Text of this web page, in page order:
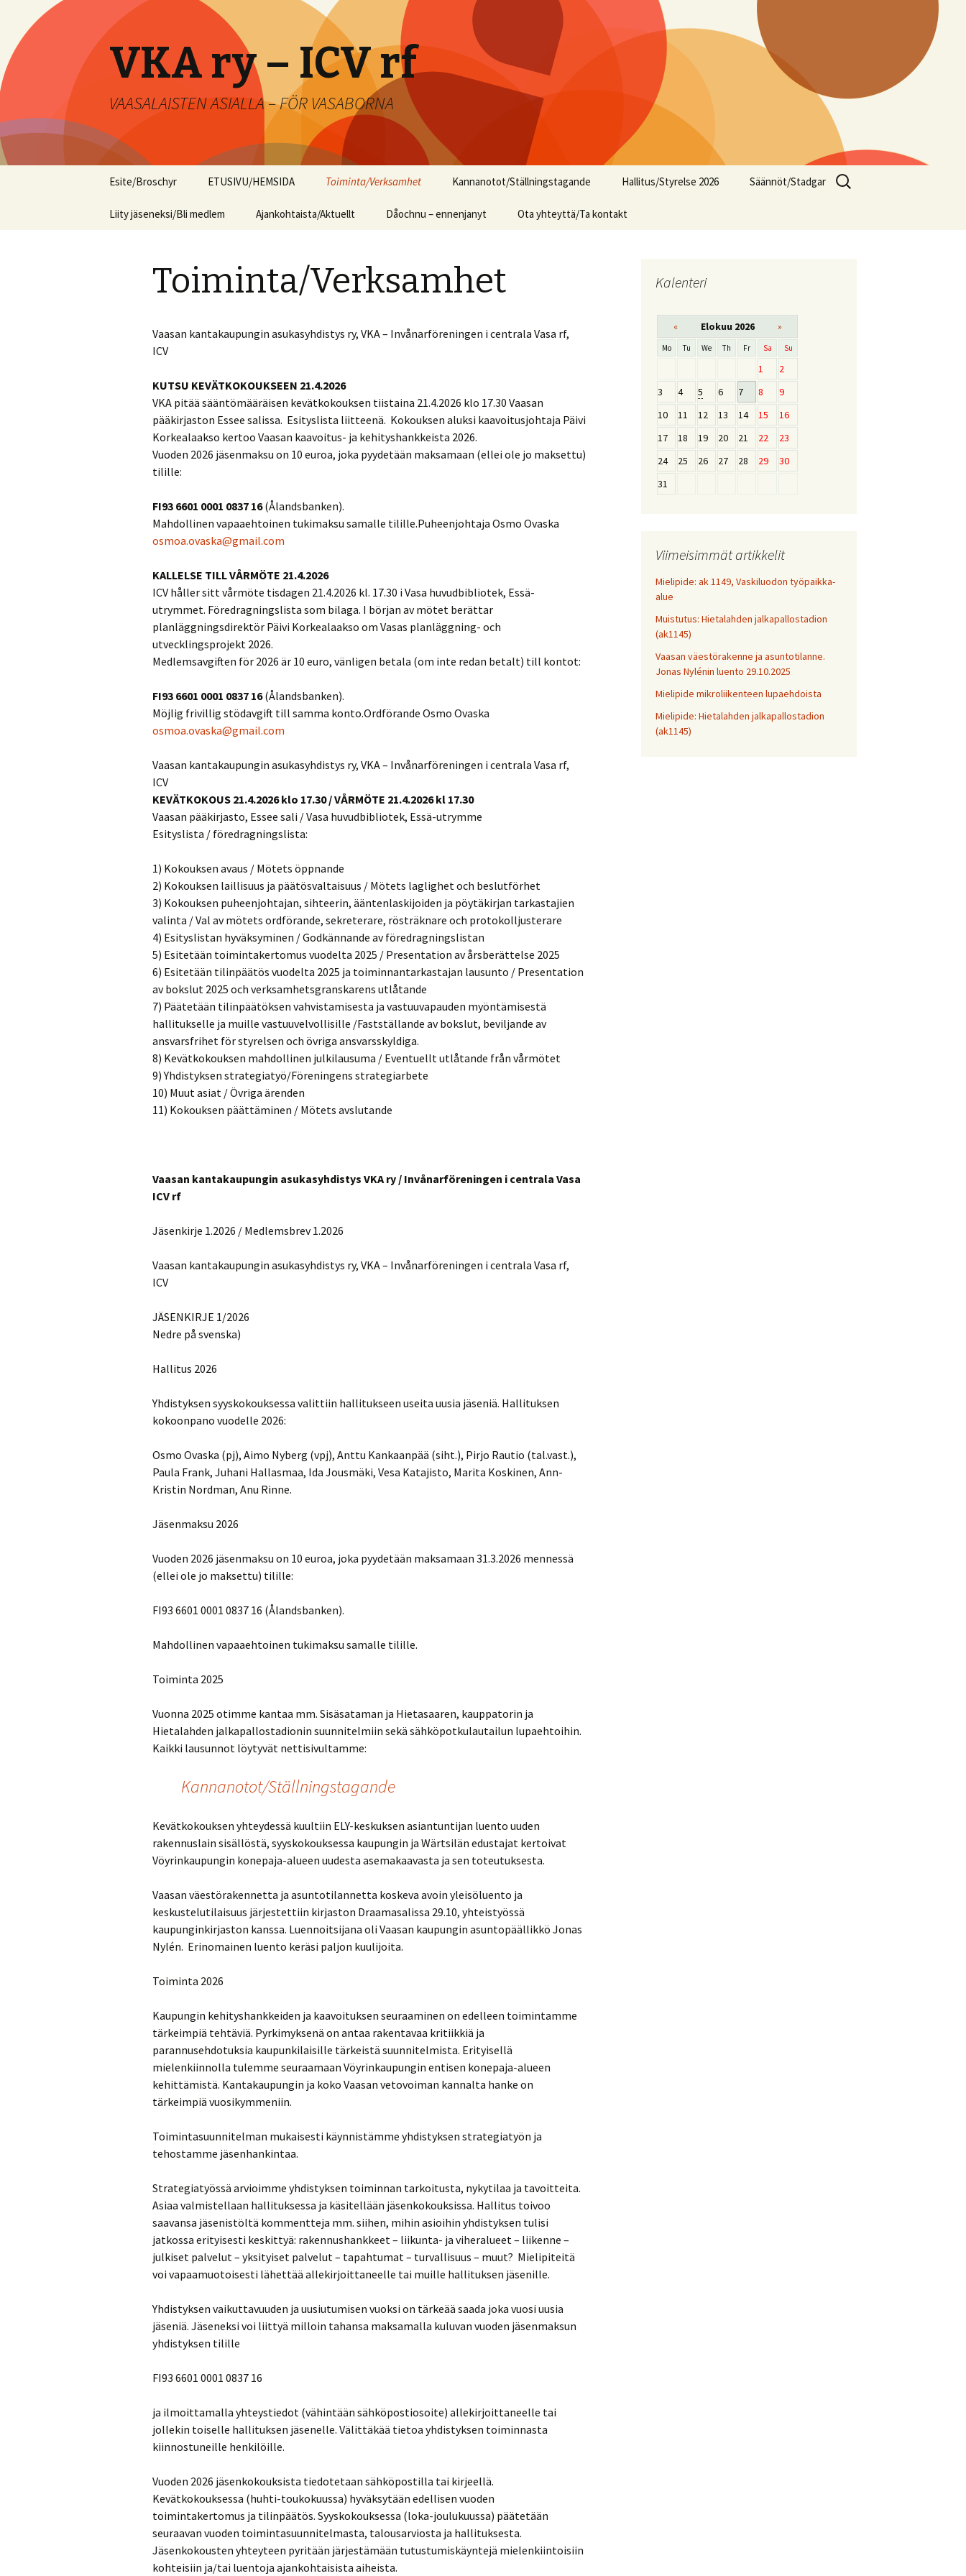
VKA ry – ICV rf
VAASALAISTEN ASIALLA – FÖR VASABORNA
Siirry
sisältöön
Esite/Broschyr ETUSIVU/HEMSIDA Toiminta/Verksamhet Kannanotot/Ställningstagande
Musiikkitalo ym. Wärtsilän
entiselle
Hallitus/Styrelse 2026 Säännöt/Stadgar
Liity jäseneksi/Bli medlem Ajankohtaista/Aktuellt Dåochnu – ennenjanyt Ota yhteyttä/Ta kontakt
Haku:
Toiminta/Verksamhet
Vaasan kantakaupungin asukasyhdistys ry, VKA – Invånarföreningen i centrala Vasa rf,
ICV
KUTSU KEVÄTKOKOUKSEEN 21.4.2026
VKA pitää sääntömääräisen kevätkokouksen tiistaina 21.4.2026 klo 17.30 Vaasan
pääkirjaston Essee salissa. Esityslista liitteenä. Kokouksen aluksi kaavoitusjohtaja Päivi
Korkealaakso kertoo Vaasan kaavoitus- ja kehityshankkeista 2026.
Vuoden 2026 jäsenmaksu on 10 euroa, joka pyydetään maksamaan (ellei ole jo maksettu)
tilille:
FI93 6601 0001 0837 16(Ålandsbanken).
Mahdollinen vapaaehtoinen tukimaksu samalle tilille.Puheenjohtaja Osmo Ovaska
osmoa.ovaska@gmail.com
KALLELSE TILL VÅRMÖTE 21.4.2026
ICV håller sitt vårmöte tisdagen 21.4.2026 kl. 17.30 i Vasa huvudbibliotek, Essä-
utrymmet. Föredragningslista som bilaga. I början av mötet berättar
planläggningsdirektör Päivi Korkealaakso om Vasas planläggning- och
utvecklingsprojekt 2026.
Medlemsavgiften för 2026 är 10 euro, vänligen betala (om inte redan betalt) till kontot:
FI93 6601 0001 0837 16(Ålandsbanken).
Möjlig frivillig stödavgift till samma konto.Ordförande Osmo Ovaska
osmoa.ovaska@gmail.com
Vaasan kantakaupungin asukasyhdistys ry, VKA – Invånarföreningen i centrala Vasa rf,
ICV
KEVÄTKOKOUS 21.4.2026 klo 17.30 / VÅRMÖTE 21.4.2026 kl 17.30
Vaasan pääkirjasto, Essee sali / Vasa huvudbibliotek, Essä-utrymme
Esityslista / föredragningslista:
1) Kokouksen avaus / Mötets öppnande
2) Kokouksen laillisuus ja päätösvaltaisuus / Mötets laglighet och beslutförhet
3) Kokouksen puheenjohtajan, sihteerin, ääntenlaskijoiden ja pöytäkirjan tarkastajien
valinta / Val av mötets ordförande, sekreterare, rösträknare och protokolljusterare
4) Esityslistan hyväksyminen / Godkännande av föredragningslistan
5) Esitetään toimintakertomus vuodelta 2025 / Presentation av årsberättelse 2025
6) Esitetään tilinpäätös vuodelta 2025 ja toiminnantarkastajan lausunto / Presentation
av bokslut 2025 och verksamhetsgranskarens utlåtande
7) Päätetään tilinpäätöksen vahvistamisesta ja vastuuvapauden myöntämisestä
hallitukselle ja muille vastuuvelvollisille /Fastställande av bokslut, beviljande av
ansvarsfrihet för styrelsen och övriga ansvarsskyldiga.
8) Kevätkokouksen mahdollinen julkilausuma / Eventuellt utlåtande från vårmötet
9) Yhdistyksen strategiatyö/Föreningens strategiarbete
10) Muut asiat / Övriga ärenden
11) Kokouksen päättäminen / Mötets avslutande
Vaasan kantakaupungin asukasyhdistys VKA ry / Invånarföreningen i centrala Vasa
ICV rf
Jäsenkirje 1.2026 / Medlemsbrev 1.2026
Vaasan kantakaupungin asukasyhdistys ry, VKA – Invånarföreningen i centrala Vasa rf,
ICV
JÄSENKIRJE 1/2026
Nedre på svenska)
Hallitus 2026
Yhdistyksen syyskokouksessa valittiin hallitukseen useita uusia jäseniä. Hallituksen
kokoonpano vuodelle 2026:
Osmo Ovaska (pj), Aimo Nyberg (vpj), Anttu Kankaanpää (siht.), Pirjo Rautio (tal.vast.),
Paula Frank, Juhani Hallasmaa, Ida Jousmäki, Vesa Katajisto, Marita Koskinen, Ann-
Kristin Nordman, Anu Rinne.
Jäsenmaksu 2026
Vuoden 2026 jäsenmaksu on 10 euroa, joka pyydetään maksamaan 31.3.2026 mennessä
(ellei ole jo maksettu) tilille:
FI93 6601 0001 0837 16 (Ålandsbanken).
Mahdollinen vapaaehtoinen tukimaksu samalle tilille.
Toiminta 2025
Vuonna 2025 otimme kantaa mm. Sisäsataman ja Hietasaaren, kauppatorin ja
Hietalahden jalkapallostadionin suunnitelmiin sekä sähköpotkulautailun lupaehtoihin.
Kaikki lausunnot löytyvät nettisivultamme:
Kannanotot/Ställningstagande
Kevätkokouksen yhteydessä kuultiin ELY-keskuksen asiantuntijan luento uuden
rakennuslain sisällöstä, syyskokouksessa kaupungin ja Wärtsilän edustajat kertoivat
Vöyrinkaupungin konepaja-alueen uudesta asemakaavasta ja sen toteutuksesta.
Vaasan väestörakennetta ja asuntotilannetta koskeva avoin yleisöluento ja
keskustelutilaisuus järjestettiin kirjaston Draamasalissa 29.10, yhteistyössä
kaupunginkirjaston kanssa. Luennoitsijana oli Vaasan kaupungin asuntopäällikkö Jonas
Nylén. Erinomainen luento keräsi paljon kuulijoita.
Toiminta 2026
Kaupungin kehityshankkeiden ja kaavoituksen seuraaminen on edelleen toimintamme
tärkeimpiä tehtäviä. Pyrkimyksenä on antaa rakentavaa kritiikkiä ja
parannusehdotuksia kaupunkilaisille tärkeistä suunnitelmista. Erityisellä
mielenkiinnolla tulemme seuraamaan Vöyrinkaupungin entisen konepaja-alueen
kehittämistä. Kantakaupungin ja koko Vaasan vetovoiman kannalta hanke on
tärkeimpiä vuosikymmeniin.
Toimintasuunnitelman mukaisesti käynnistämme yhdistyksen strategiatyön ja
tehostamme jäsenhankintaa.
Strategiatyössä arvioimme yhdistyksen toiminnan tarkoitusta, nykytilaa ja tavoitteita.
Asiaa valmistellaan hallituksessa ja käsitellään jäsenkokouksissa. Hallitus toivoo
saavansa jäsenistöltä kommentteja mm. siihen, mihin asioihin yhdistyksen tulisi
jatkossa erityisesti keskittyä: rakennushankkeet – liikunta- ja viheralueet – liikenne –
julkiset palvelut – yksityiset palvelut – tapahtumat – turvallisuus – muut? Mielipiteitä
voi vapaamuotoisesti lähettää allekirjoittaneelle tai muille hallituksen jäsenille.
Yhdistyksen vaikuttavuuden ja uusiutumisen vuoksi on tärkeää saada joka vuosi uusia
jäseniä. Jäseneksi voi liittyä milloin tahansa maksamalla kuluvan vuoden jäsenmaksun
yhdistyksen tilille
FI93 6601 0001 0837 16
ja ilmoittamalla yhteystiedot (vähintään sähköpostiosoite) allekirjoittaneelle tai
jollekin toiselle hallituksen jäsenelle. Välittäkää tietoa yhdistyksen toiminnasta
kiinnostuneille henkilöille.
Vuoden 2026 jäsenkokouksista tiedotetaan sähköpostilla tai kirjeellä.
Kevätkokouksessa (huhti-toukokuussa) hyväksytään edellisen vuoden
toimintakertomus ja tilinpäätös. Syyskokouksessa (loka-joulukuussa) päätetään
seuraavan vuoden toimintasuunnitelmasta, talousarviosta ja hallituksesta.
Jäsenkokousten yhteyteen pyritään järjestämään tutustumiskäyntejä mielenkiintoisiin
kohteisiin ja/tai luentoja ajankohtaisista aiheista.
Kalenteri
« Elokuu 2026 »
Mo Tu We Th Fr Sa Su
1
2
3
4 5 6 7 8
9
10
11 12 13 14 15
16
17
18 19 20 21 22
23
24
25 26 27 28 29
30
31
Viimeisimmät artikkelit
Mielipide: ak 1149, Vaskiluodon työpaikka-
alue
Muistutus: Hietalahden jalkapallostadion
(ak1145)
Vaasan väestörakenne ja asuntotilanne.
Jonas Nylénin luento 29.10.2025
Mielipide mikroliikenteen lupaehdoista
Mielipide: Hietalahden jalkapallostadion
(ak1145)